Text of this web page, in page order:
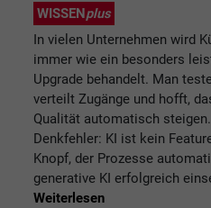
WISSEN plus
In vielen Unternehmen wird
immer wie ein besonders
Upgrade behandelt. Man
verteilt Zugänge und hofft,
Qualität automatisch
Denkfehler: KI ist kein
Knopf, der Prozesse
generative KI erfolgreich
Weiterlesen